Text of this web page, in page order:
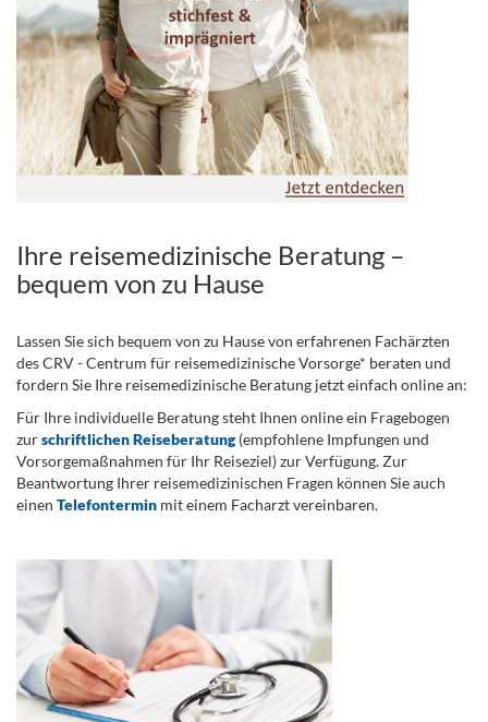
Ihre reisemedizinische Beratung –
bequem von zu Hause
Lassen Sie sich bequem von zu Hause von erfahrenen Fachärzten
des CRV - Centrum für reisemedizinische Vorsorge* beraten und
fordern Sie Ihre reisemedizinische Beratung jetzt einfach online an:
Für Ihre individuelle Beratung steht Ihnen online ein Fragebogen
zurschriftlichen Reiseberatung(empfohlene Impfungen und
Vorsorgemaßnahmen für Ihr Reiseziel) zur Verfügung. Zur
Beantwortung Ihrer reisemedizinischen Fragen können Sie auch
einen Telefontermin mit einem Facharzt vereinbaren.